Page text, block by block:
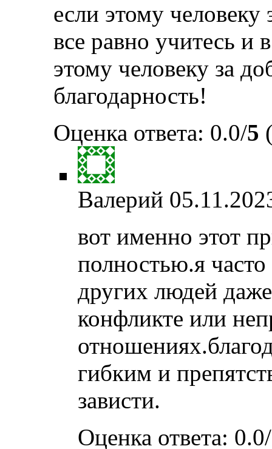
если этому человеку
все равно учитесь и
этому человеку за
благодарность!
Оценка ответа: 0.0/5
Валерий
вот именно этот
полностью.я
других людей
конфликте или
гибким и
зависти.
Оценка ответа: 0.0/